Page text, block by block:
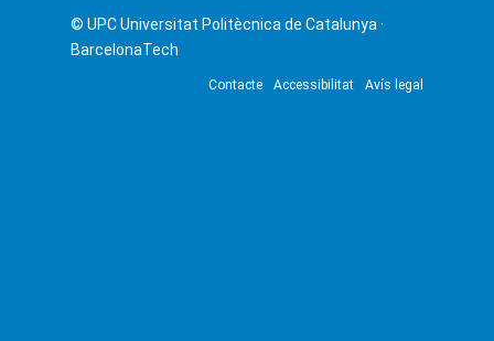
© UPCUniversitat Politècnica de Catalunya ·
BarcelonaTech
Contacte Accessibilitat Avís legal